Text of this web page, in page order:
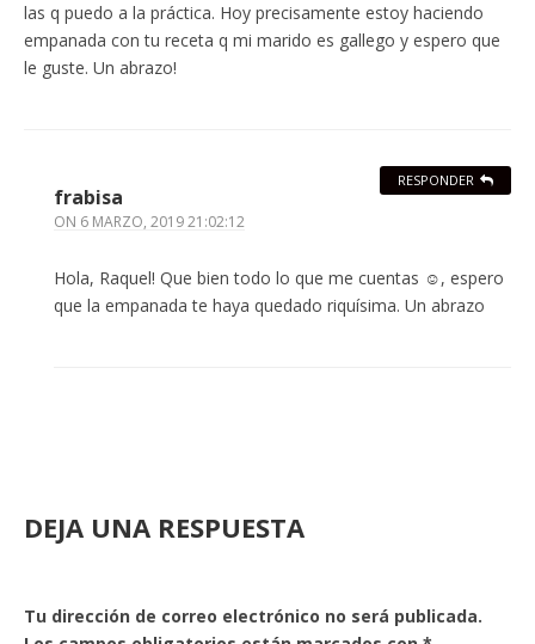
las q puedo a la práctica. Hoy precisamente estoy haciendo
empanada con tu receta q mi marido es gallego y espero que
le guste. Un abrazo!
frabisa
ON 6 MARZO, 2019 21:02:12
Hola, Raquel! Que bien todo lo que me cuentas ☺️, espero
que la empanada te haya quedado riquísima. Un abrazo
RESPONDER
DEJA UNA RESPUESTA
Tu dirección de correo electrónico no será publicada.